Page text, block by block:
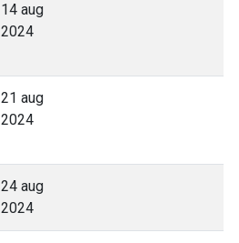
14 aug
2024
21 aug
2024
24 aug
2024